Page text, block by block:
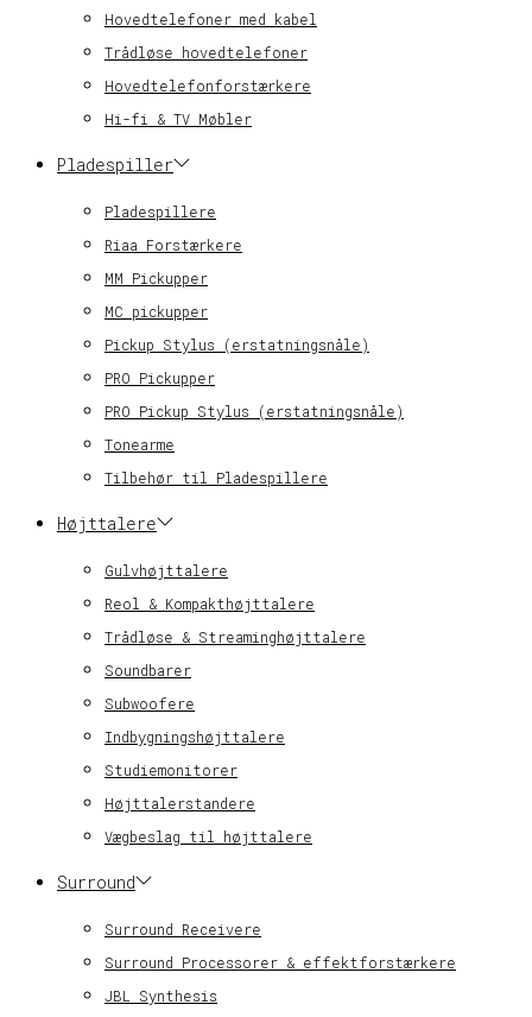
Hovedtelefoner med kabel
Trådløse hovedtelefoner
Hovedtelefonforstærkere
Hi-fi & TV Møbler
Pladespiller
Pladespillere
Riaa Forstærkere
MM Pickupper
MC pickupper
Pickup Stylus (erstatningsnåle)
PRO Pickupper
PRO Pickup Stylus (erstatningsnåle)
Tonearme
Tilbehør til Pladespillere
Højttalere
Gulvhøjttalere
Reol & Kompakthøjttalere
Trådløse & Streaminghøjttalere
Soundbarer
Subwoofere
Indbygningshøjttalere
Studiemonitorer
Højttalerstandere
Vægbeslag til højttalere
Surround
Surround Receivere
Surround Processorer & effektforstærkere
JBL Synthesis